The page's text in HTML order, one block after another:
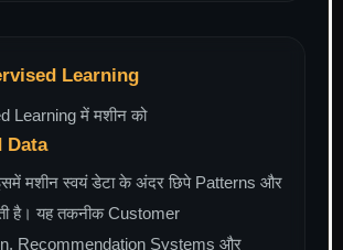
Learning
Learning में मशीन को
Data
इसमें मशीन स्वयं डेटा के अंदर छिपे Patterns और
है। यह तकनीक Customer
Recommendation Systems और